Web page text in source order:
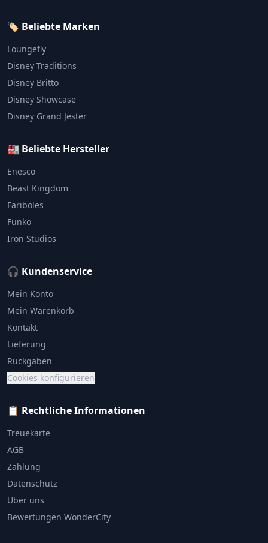
🏷️ Beliebte Marken
Loungefly
Disney Traditions
Disney Britto
Disney Showcase
Disney Grand Jester
🏭 Beliebte Hersteller
Enesco
Beast Kingdom
Fariboles
Funko
Iron Studios
🎧 Kundenservice
Mein Konto
Mein Warenkorb
Kontakt
Lieferung
Rückgaben
Cookies konfigurieren
📋 Rechtliche Informationen
Treuekarte
AGB
Zahlung
Datenschutz
Über uns
Bewertungen WonderCity